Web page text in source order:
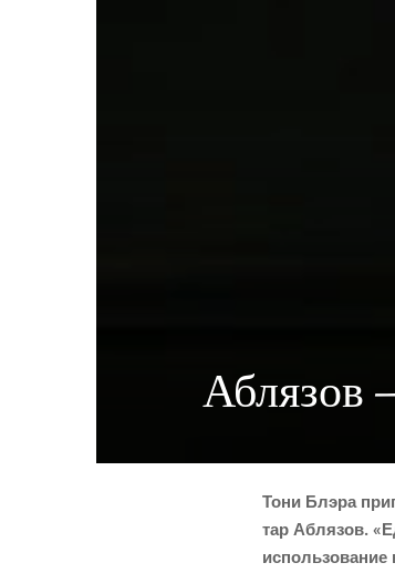
Аблязов
Тони Блэ­ра
тар Абля­зов.
исполь­зо­ва­ние